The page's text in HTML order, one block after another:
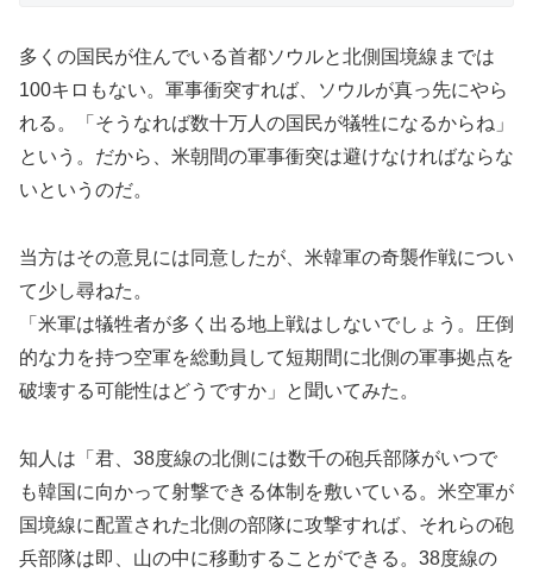
多くの国民が住んでいる首都ソウルと北側国境線までは
100キロもない。軍事衝突すれば、ソウルが真っ先にやら
れる。「そうなれば数十万人の国民が犠牲になるからね」
という。だから、米朝間の軍事衝突は避けなければならな
いというのだ。
当方はその意見には同意したが、米韓軍の奇襲作戦につい
て少し尋ねた。
「米軍は犠牲者が多く出る地上戦はしないでしょう。圧倒
的な力を持つ空軍を総動員して短期間に北側の軍事拠点を
破壊する可能性はどうですか」と聞いてみた。
知人は「君、38度線の北側には数千の砲兵部隊がいつで
も韓国に向かって射撃できる体制を敷いている。米空軍が
国境線に配置された北側の部隊に攻撃すれば、それらの砲
兵部隊は即、山の中に移動することができる。38度線の